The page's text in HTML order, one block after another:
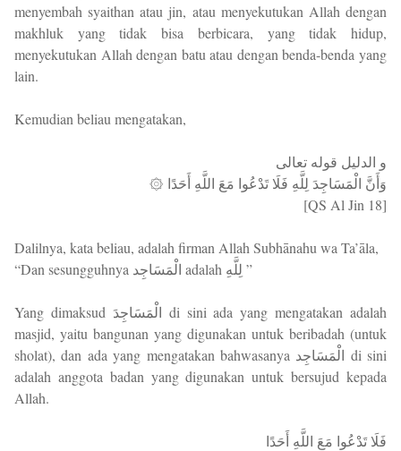
menyembah syaithan atau jin, atau menyekutukan Allah dengan
makhluk yang tidak bisa berbicara, yang tidak hidup,
menyekutukan Allah dengan batu atau dengan benda-benda yang
lain.
Kemudian beliau mengatakan,
و الدليل قوله تعالى
۞ وَأَنَّ الْمَسَاجِدَ لِلَّهِ فَلَا تَدْعُوا مَعَ اللَّهِ أَحَدًا
[QS Al Jin 18]
Dalilnya, kata beliau, adalah firman Allah Subhānahu wa Ta’āla,
“Dan sesungguhnya الْمَسَاجِد adalah لِلَّهِ ”
Yang dimaksud الْمَسَاجِدَ di sini ada yang mengatakan adalah
masjid, yaitu bangunan yang digunakan untuk beribadah (untuk
sholat), dan ada yang mengatakan bahwasanya الْمَسَاجِد di sini
adalah anggota badan yang digunakan untuk bersujud kepada
Allah.
فَلَا تَدْعُوا مَعَ اللَّهِ أَحَدًا